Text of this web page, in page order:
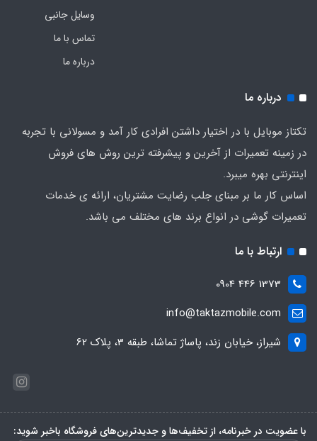
وسایل جانبی
تماس با ما
درباره ما
درباره ما
تکتاز موبایل با در اختیار داشتن افرادی کار آمد و مسولانی با تجربه
در زمینه تعمیرات از آخرین و پیشرفته ترین روش های فروش
اینترنتی بهره میبرد.
اساس کار ما بر مبنای جلب رضایت مشتریان، ارائه ی خدمات
تعمیرات گوشی در انواع برند های مختلف می باشد.
ارتباط با ما
1373 446 0904
info@taktazmobile.com
شیراز، خیابان زند، پاساژ تماشا، طبقه 3، پلاک 62
با عضویت در خبرنامه، از تخفیف‌ها و جدیدترین‌های فروشگاه باخبر شوید: